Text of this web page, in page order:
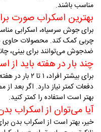
مناسب باشند.
بهترین اسکراب صورت
برای جوش سرسیاه، اسکرابی
چربی کمک کند. محصولات حاوی
ضدجوش می‌توانند برای بینی،
چند بار در هفته باید از
برای بیشتر
دفعات کمتر نیاز دارد. اگر
بهتر است استفاده را کمتر کنید.
آیا می‌توان از اسکراب
خیر، بهتر است از اسکراب بدن